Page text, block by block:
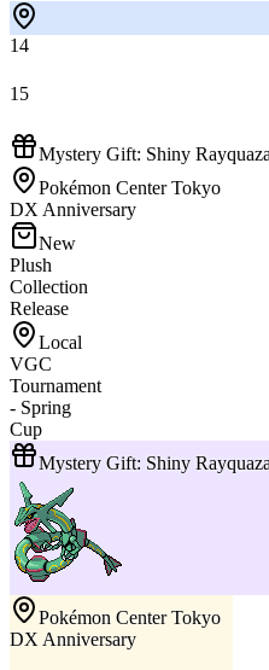
14
15
Mystery Gift: Shiny Rayquaza
Pokémon Center Tokyo
DX Anniversary
New
Plush
Collection
Release
Local
VGC
Tournament
- Spring
Cup
Mystery Gift: Shiny Rayquaza
Pokémon Center Tokyo
DX Anniversary